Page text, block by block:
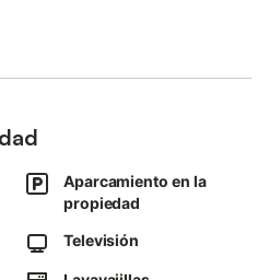
razones de convivencia, no se
posee cocina-comedor
y tostadora.
Aparcamiento en la
propiedad
Televisión